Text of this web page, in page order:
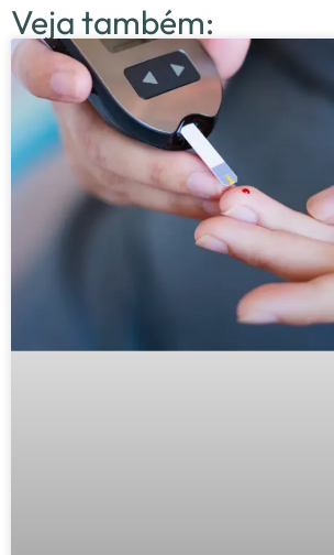
Veja também: